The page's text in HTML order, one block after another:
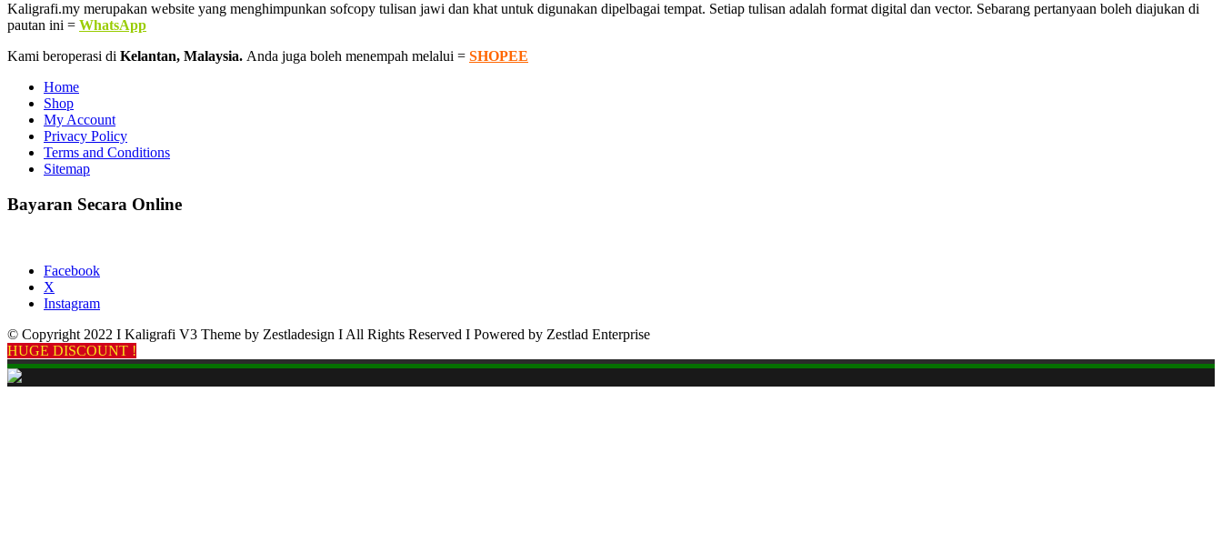
Kaligrafi.my merupakan website yang menghimpunkan sofcopy tulisan jawi dan khat untuk digunakan dipelbagai tempat. Setiap tulisan adalah format digital dan vector. Sebarang pertanyaan boleh diajukan di
pautan ini = WhatsApp
Kami beroperasi di Kelantan, Malaysia. Anda juga boleh menempah melalui = SHOPEE
Home
Shop
My Account
Privacy Policy
Terms and Conditions
Sitemap
Bayaran Secara Online
Facebook
X
Instagram
© Copyright 2022 I Kaligrafi V3 Theme by Zestladesign I All Rights Reserved I Powered by Zestlad Enterprise
HUGE DISCOUNT !